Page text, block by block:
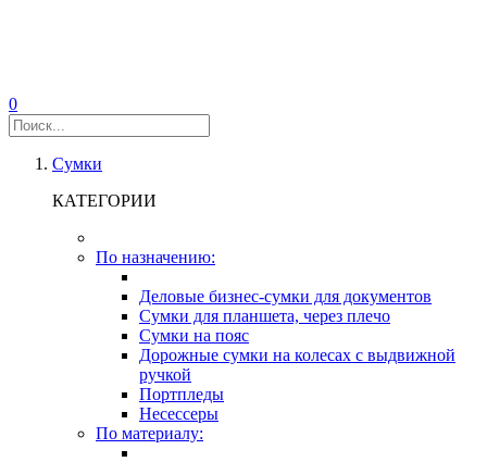
0
Сумки
КАТЕГОРИИ
По назначению:
Деловые бизнес-сумки для документов
Сумки для планшета, через плечо
Сумки на пояс
Дорожные сумки на колесах с выдвижной
ручкой
Портпледы
Несессеры
По материалу: